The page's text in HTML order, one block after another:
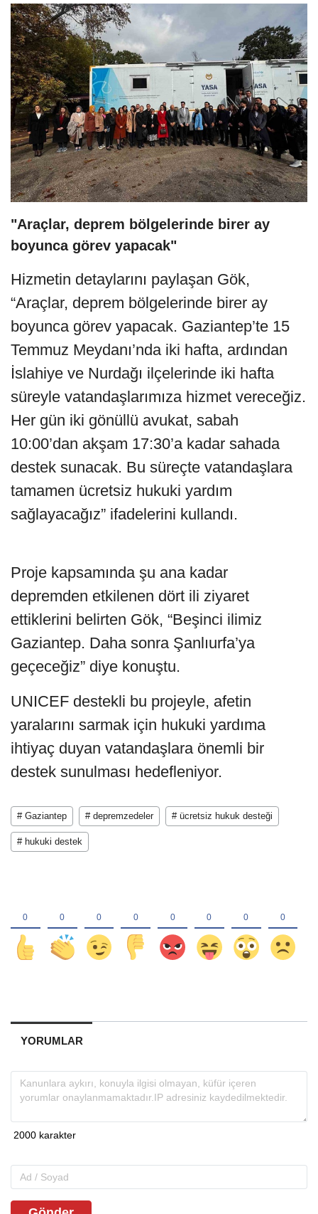
"Araçlar, deprem bölgelerinde birer ay
boyunca görev yapacak"
Hizmetin detaylarını paylaşan Gök,
“Araçlar, deprem bölgelerinde birer ay
boyunca görev yapacak. Gaziantep’te 15
Temmuz Meydanı’nda iki hafta, ardından
İslahiye ve Nurdağı ilçelerinde iki hafta
süreyle vatandaşlarımıza hizmet vereceğiz.
Her gün iki gönüllü avukat, sabah
10:00’dan akşam 17:30’a kadar sahada
destek sunacak. Bu süreçte vatandaşlara
tamamen ücretsiz hukuki yardım
sağlayacağız” ifadelerini kullandı.
Proje kapsamında şu ana kadar
depremden etkilenen dört ili ziyaret
ettiklerini belirten Gök, “Beşinci ilimiz
Gaziantep. Daha sonra Şanlıurfa’ya
geçeceğiz” diye konuştu.
UNICEF destekli bu projeyle, afetin
yaralarını sarmak için hukuki yardıma
ihtiyaç duyan vatandaşlara önemli bir
destek sunulması hedefleniyor.
# Gaziantep # depremzedeler # ücretsiz hukuk desteği
# hukuki destek
YORUMLAR